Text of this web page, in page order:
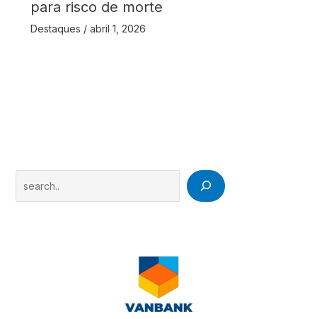
para risco de morte
Destaques / abril 1, 2026